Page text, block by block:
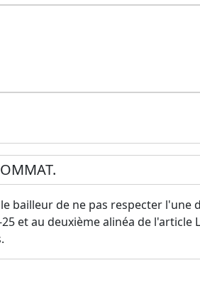
bailleur de ne pas respecter l'une
et au deuxième alinéa de l'article